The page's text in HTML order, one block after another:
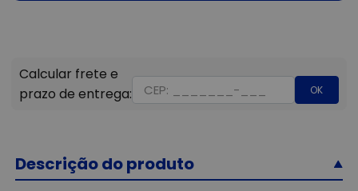
OK
Descrição do produto